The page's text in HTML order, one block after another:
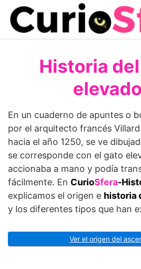
Saltar
contenido
Historia
En un cuaderno de apuntes o
por el arquitecto francés
hacia el año 1250, se ve
se corresponde con el gato
accionaba a mano y podía
fácilmente. En CurioSfera-
explicamos el origen e historia
y los diferentes tipos que han
Ver el origen del